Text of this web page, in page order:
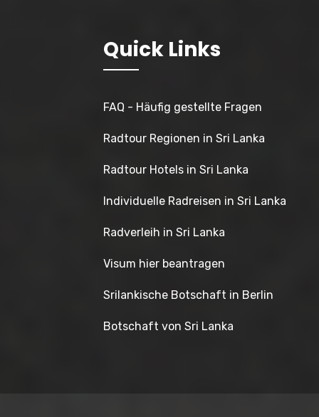
Quick Links
FAQ - Häufig gestellte Fragen
Radtour Regionen in Sri Lanka
Radtour Hotels in Sri Lanka
Individuelle Radreisen in Sri Lanka
Radverleih in Sri Lanka
Visum hier beantragen
Srilankische Botschaft in Berlin
Botschaft von Sri Lanka